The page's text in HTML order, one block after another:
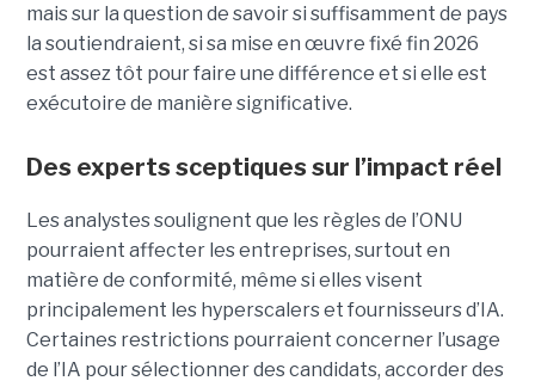
mais sur la question de savoir si suffisamment de pays
la soutiendraient, si sa mise en œuvre fixé fin 2026
est assez tôt pour faire une différence et si elle est
exécutoire de manière significative.
Des experts sceptiques sur l’impact réel
Les analystes soulignent que les règles de l’ONU
pourraient affecter les entreprises, surtout en
matière de conformité, même si elles visent
principalement les hyperscalers et fournisseurs d’IA.
Certaines restrictions pourraient concerner l’usage
de l’IA pour sélectionner des candidats, accorder des